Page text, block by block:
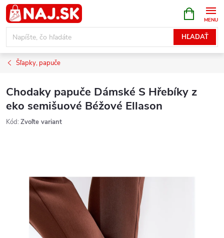
Prejsť
na
obsah
HĽADAŤ
KOŠÍK
Šľapky, papuče
Chodaky papuče Dámské S Hřebíky z
eko semišuové Béžové Ellason
Kód: Zvoľte variant